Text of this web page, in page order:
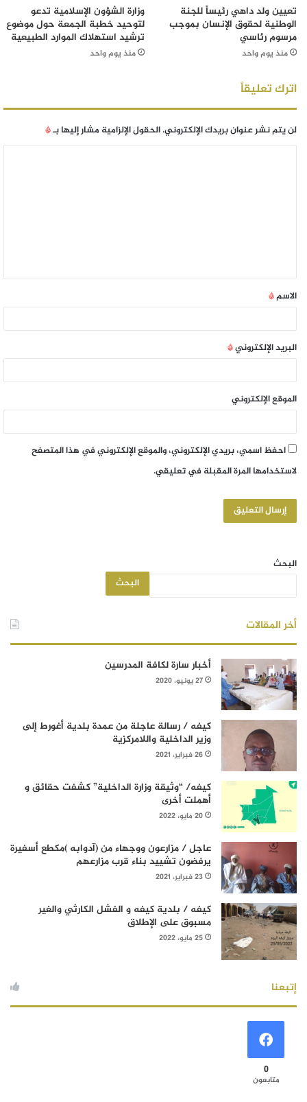
تعيين ولد داهي رئيساً للجنة
الوطنية لحقوق الإنسان بموجب
مرسوم رئاسي
منذ يوم واحد
وزارة الشؤون الإسلامية تدعو
لتوحيد خطبة الجمعة حول موضوع
ترشيد استهلاك الموارد الطبيعية
منذ يوم واحد
اترك تعليقاً
لن يتم نشر عنوان بريدك الإلكتروني.الحقول الإلزامية مشار إليها بـ*
الاسم*
البريد الإلكتروني*
الموقع الإلكتروني
احفظ اسمي، بريدي الإلكتروني، والموقع الإلكتروني في هذا المتصفح
لاستخدامها المرة المقبلة في تعليقي.
البحث
البحث
أخر المقالات
أخبار سارة لكافة المدرسين
27 يونيو، 2020
كيفه / رسالة عاجلة من عمدة بلدية أغورط إلى
وزير الداخلية واللامركزية
26 فبراير، 2021
كيفه/ “وثيقة وزارة الداخلية” كشفت حقائق و
أهملت أخرى
20 مايو، 2022
عاجل / مزارعون ووجهاء من (آدوابه )مكطع أسفيرة
يرفضون تشييد بناء قرب مزارعهم
23 فبراير، 2021
كيفه / بلدية كيفه و الفشل الكارثي والغير
مسبوق على الإطلاق
25 مايو، 2022
إتبعنا
0
متابعون